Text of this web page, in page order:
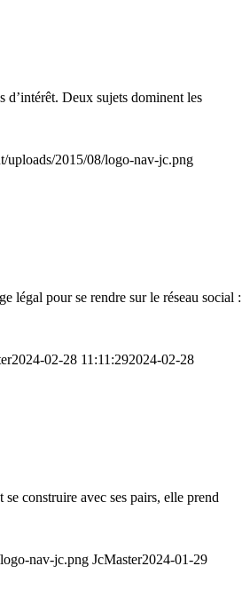
d’intérêt. Deux sujets dominent les
2015/08/logo-nav-jc.png
légal pour se rendre sur le réseau social :
2024-02-28 11:11:292024-02-28
construire avec ses pairs, elle prend
nav-jc.png JcMaster2024-01-29